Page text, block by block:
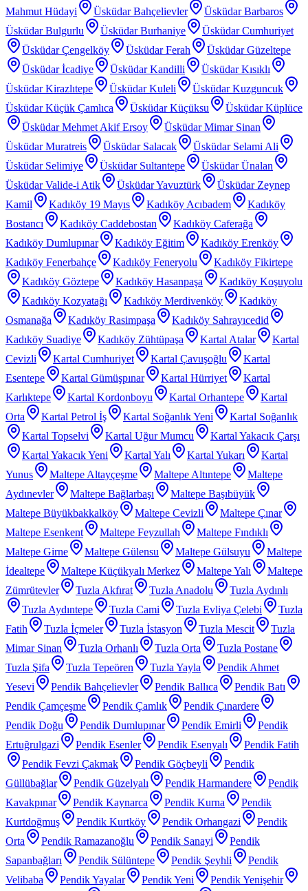
Mahmut Hüdayi Üsküdar Bahçelievler
Üsküdar Barbaros
Üsküdar Bulgurlu
Üsküdar Burhaniye
Üsküdar Cumhuriyet
Üsküdar Çengelköy
Üsküdar Ferah
Üsküdar Güzeltepe
Üsküdar İcadiye
Üsküdar Kandilli
Üsküdar Kısıklı
Üsküdar Kirazlıtepe
Üsküdar Kuleli
Üsküdar Kuzguncuk
Üsküdar Küçük Çamlıca
Üsküdar Küçüksu
Üsküdar Küplüce
Üsküdar Mehmet Akif Ersoy
Üsküdar Mimar Sinan
Üsküdar Muratreis
Üsküdar Salacak
Üsküdar Selami Ali
Üsküdar Selimiye
Üsküdar Sultantepe
Üsküdar Ünalan
Üsküdar Valide-i Atik
Üsküdar Yavuztürk
Üsküdar Zeynep
Kamil
Kadıköy 19 Mayıs Kadıköy Acıbadem
Kadıköy
Bostancı
Kadıköy Caddebostan
Kadıköy Caferağa
Kadıköy Dumlupınar
Kadıköy Eğitim
Kadıköy Erenköy
Kadıköy Fenerbahçe
Kadıköy Feneryolu
Kadıköy Fikirtepe
Kadıköy Göztepe
Kadıköy Hasanpaşa
Kadıköy Koşuyolu
Kadıköy Kozyatağı
Kadıköy Merdivenköy
Kadıköy
Osmanağa
Kadıköy Rasimpaşa
Kadıköy Sahrayıcedid
Kadıköy Suadiye
Kadıköy Zühtüpaşa Kartal Atalar
Kartal
Cevizli
Kartal Cumhuriyet Kartal Çavuşoğlu
Kartal
Esentepe
Kartal Gümüşpınar Kartal Hürriyet
Kartal
Karlıktepe
Kartal Kordonboyu Kartal Orhantepe
Kartal
Orta
Kartal Petrol İş Kartal Soğanlık Yeni
Kartal Soğanlık
Kartal Topselvi
Kartal Uğur Mumcu
Kartal Yakacık Çarşı
Kartal Yakacık Yeni
Kartal Yalı Kartal Yukarı
Kartal
Yunus
Maltepe Altayçeşme Maltepe Altıntepe
Maltepe
Aydınevler
Maltepe Bağlarbaşı
Maltepe Başıbüyük
Maltepe Büyükbakkalköy
Maltepe Cevizli
Maltepe Çınar
Maltepe Esenkent
Maltepe Feyzullah
Maltepe Fındıklı
Maltepe Girne
Maltepe Gülensu Maltepe Gülsuyu
Maltepe
İdealtepe
Maltepe Küçükyalı Merkez Maltepe Yalı
Maltepe
Zümrütevler
Tuzla Akfırat Tuzla Anadolu
Tuzla Aydınlı
Tuzla Aydıntepe
Tuzla Cami Tuzla Evliya Çelebi
Tuzla
Fatih
Tuzla İçmeler Tuzla İstasyon Tuzla Mescit
Tuzla
Mimar Sinan
Tuzla Orhanlı Tuzla Orta
Tuzla Postane
Tuzla Şifa
Tuzla Tepeören Tuzla Yayla
Pendik Ahmet
Yesevi
Pendik Bahçelievler Pendik Ballıca
Pendik Batı
Pendik Çamçeşme
Pendik Çamlık
Pendik Çınardere
Pendik Doğu
Pendik Dumlupınar Pendik Emirli
Pendik
Ertuğrulgazi
Pendik Esenler Pendik Esenyalı
Pendik Fatih
Pendik Fevzi Çakmak
Pendik Göçbeyli
Pendik
Güllübağlar
Pendik Güzelyalı Pendik Harmandere
Pendik
Kavakpınar
Pendik Kaynarca Pendik Kurna
Pendik
Kurtdoğmuş
Pendik Kurtköy Pendik Orhangazi
Pendik
Orta
Pendik Ramazanoğlu Pendik Sanayi
Pendik
Sapanbağları
Pendik Sülüntepe Pendik Şeyhli
Pendik
Velibaba
Pendik Yayalar Pendik Yeni
Pendik Yenişehir